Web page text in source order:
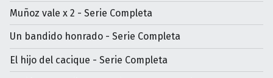
Muñoz vale x 2 - Serie Completa
Un bandido honrado - Serie Completa
El hijo del cacique - Serie Completa